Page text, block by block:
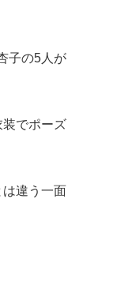
子の5人が
でポーズ
違う一面